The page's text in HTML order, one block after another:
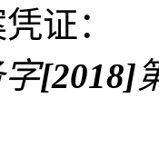
证：
[2018]